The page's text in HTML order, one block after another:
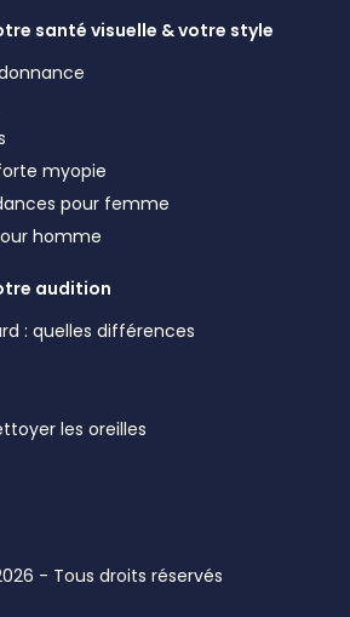
santé visuelle & votre style
myopie
pour femme
homme
audition
: quelles différences
les oreilles
- Tous droits réservés